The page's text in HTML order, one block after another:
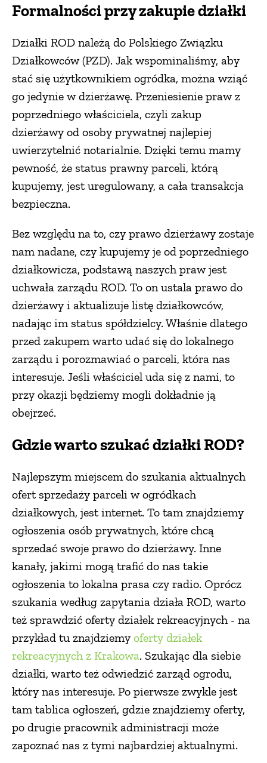
Formalności przy zakupie działki
Działki ROD należą do Polskiego Związku
Działkowców (PZD). Jak wspominaliśmy, aby
stać się użytkownikiem ogródka, można wziąć
go jedynie w dzierżawę. Przeniesienie praw z
poprzedniego właściciela, czyli zakup
dzierżawy od osoby prywatnej najlepiej
uwierzytelnić notarialnie. Dzięki temu mamy
pewność, że status prawny parceli, którą
kupujemy, jest uregulowany, a cała transakcja
bezpieczna.
Bez względu na to, czy prawo dzierżawy zostaje
nam nadane, czy kupujemy je od poprzedniego
działkowicza, podstawą naszych praw jest
uchwała zarządu ROD. To on ustala prawo do
dzierżawy i aktualizuje listę działkowców,
nadając im status spółdzielcy. Właśnie dlatego
przed zakupem warto udać się do lokalnego
zarządu i porozmawiać o parceli, która nas
interesuje. Jeśli właściciel uda się z nami, to
przy okazji będziemy mogli dokładnie ją
obejrzeć.
Gdzie warto szukać działki ROD?
Najlepszym miejscem do szukania aktualnych
ofert sprzedaży parceli w ogródkach
działkowych, jest internet. To tam znajdziemy
ogłoszenia osób prywatnych, które chcą
sprzedać swoje prawo do dzierżawy. Inne
kanały, jakimi mogą trafić do nas takie
ogłoszenia to lokalna prasa czy radio. Oprócz
szukania według zapytania działa ROD, warto
też sprawdzić oferty działek rekreacyjnych - na
przykład tu znajdziemy oferty działek
rekreacyjnych z Krakowa. Szukając dla siebie
działki, warto też odwiedzić zarząd ogrodu,
który nas interesuje. Po pierwsze zwykle jest
tam tablica ogłoszeń, gdzie znajdziemy oferty,
po drugie pracownik administracji może
zapoznać nas z tymi najbardziej aktualnymi.